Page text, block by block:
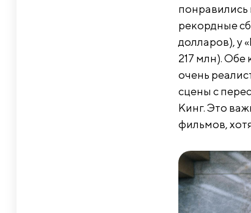
понравились
рекордные
долларов), у
217 млн).
очень
сцены с
Кинг. Это
фильмов,